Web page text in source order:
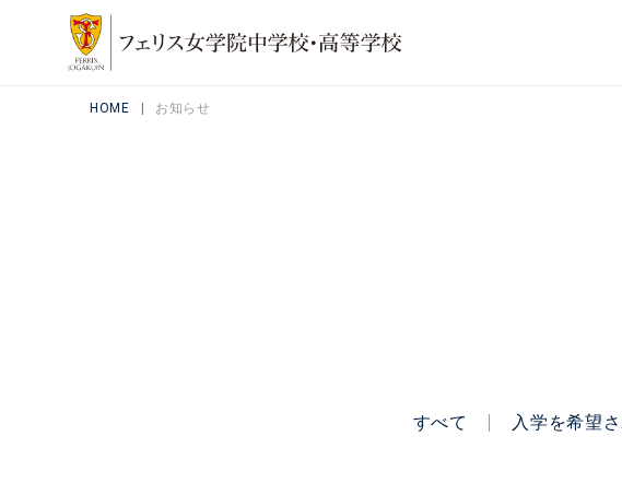
HOME お知らせ
すべて 入学を希望